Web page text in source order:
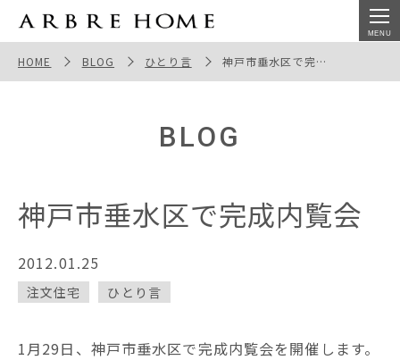
神戸市垂水区で完成内覧会
HOME BLOG ひとり言 神戸市垂水区で完成内覧会
BLOG
神戸市垂水区で完成内覧会
2012.01.25
注文住宅 ひとり言
1月29日、神戸市垂水区で完成内覧会を開催します。